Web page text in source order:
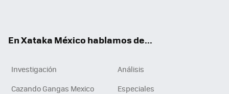
En Xataka México hablamos de...
Investigación
Análisis
Cazando Gangas Mexico
Especiales